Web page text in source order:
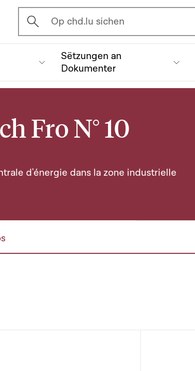
Ouvrir l'écran de recherche
Op chd.lu sichen
Sëtzungen an
Dokumenter
Fro N° 10
d'énergie dans la zone industrielle